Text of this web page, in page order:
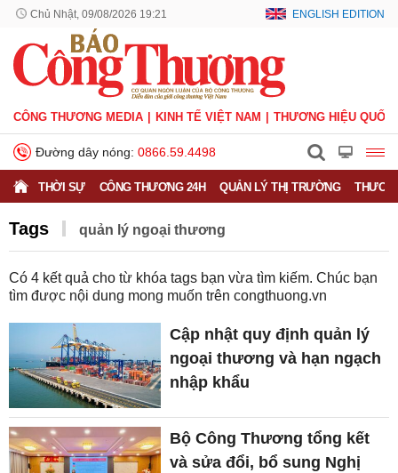
Chủ Nhật, 09/08/2026 19:21 ENGLISH EDITION
CÔNG THƯƠNG MEDIA KINH TẾ VIỆT NAM THƯƠNG HIỆU QUỐC
Đường dây nóng: 0866.59.4498
THỜI SỰ CÔNG THƯƠNG 24H QUẢN LÝ THỊ TRƯỜNG
Tags quản lý ngoại thương
Có 4 kết quả cho từ khóa tags bạn vừa tìm kiếm. Chúc bạn
tìm được nội dung mong muốn trên congthuong.vn
Cập nhật quy định quản lý
ngoại thương và hạn ngạch
nhập khẩu
Bộ Công Thương tổng kết
và sửa đổi, bổ sung Nghị